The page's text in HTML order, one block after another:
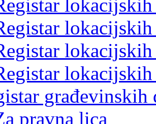
građevinskih
pravna lica